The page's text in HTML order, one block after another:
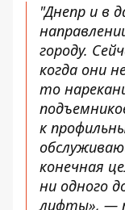
"Днепр и в
городу.
когда они
то
к
конечная
ни одного
лифты», —